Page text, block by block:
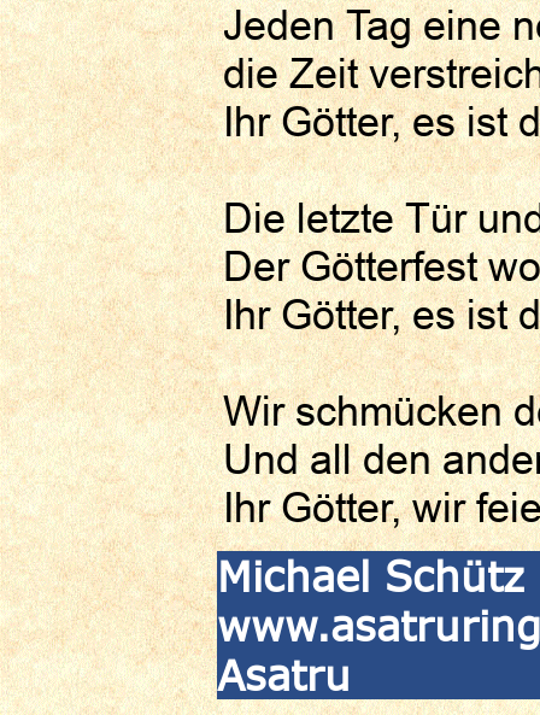
Jeden Tag eine
die Zeit
Ihr Götter, es ist
Die letzte Tür
Der Götterfest
Ihr Götter, es ist
Wir schmücken
Und all den
Ihr Götter, wir
Michael
Asatru